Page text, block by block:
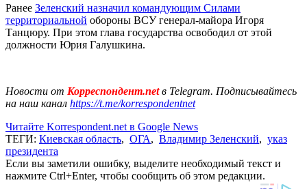
Ранее Зеленский назначил командующим Силами
территориальной обороны ВСУ генерал-майора Игоря
Танцюру. При этом глава государства освободил от этой
должности Юрия Галушкина.
Новости от Корреспондент.netв Telegram. Подписывайтесь
на наш канал https://t.me/korrespondentnet
Читайте Korrespondent.net в Google News
ТЕГИ: Киевская область, ОГА, Владимир Зеленский, указ
президента
Если вы заметили ошибку, выделите необходимый текст и
нажмите Ctrl+Enter, чтобы сообщить об этом редакции.